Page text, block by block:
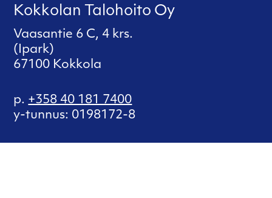
Kokkolan Talohoito Oy
Vaasantie 6 C, 4 krs.
(Ipark)
67100 Kokkola
p. +358 40 181 7400
y-tunnus: 0198172-8